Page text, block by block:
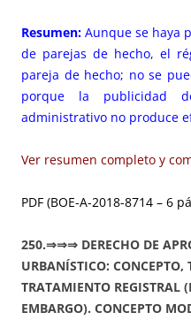
Resumen: Aunque se haya
de parejas de hecho, el
pareja de hecho; no se
porque la publicidad
administrativo no produce
Ver resumen completo y
PDF (BOE-A-2018-8714 – 6
250.⇒⇒⇒ DERECHO DE
URBANÍSTICO:
TRATAMIENTO REGISTRAL
EMBARGO). CONCEPTO